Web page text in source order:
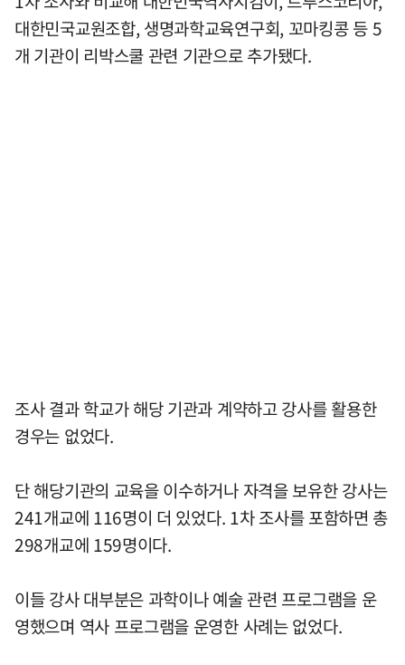
대한민국교원조합, 생명과학교육연구회, 꼬마킹콩 등 5
개 기관이 리박스쿨 관련 기관으로 추가됐다.
조사 결과 학교가 해당 기관과 계약하고 강사를 활용한
경우는 없었다.
단 해당기관의 교육을 이수하거나 자격을 보유한 강사는
241개교에 116명이 더 있었다. 1차 조사를 포함하면 총
298개교에 159명이다.
이들 강사 대부분은 과학이나 예술 관련 프로그램을 운
영했으며 역사 프로그램을 운영한 사례는 없었다.